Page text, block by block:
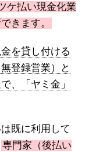
ケ払い現金化業
きます。
を貸し付ける
登録営業）と
、「ヤミ金」
既に利用して
専門家（後払い